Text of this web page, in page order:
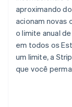
aproximando
acionam novas
o limite anual
em todos os
um limite, a
que você